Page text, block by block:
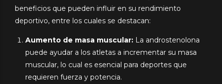
beneficios que pueden influir en su rendimiento
deportivo, entre los cuales se destacan:
Aumento de masa muscular: La androstenolona
puede ayudar a los atletas a incrementar su masa
muscular, lo cual es esencial para deportes que
requieren fuerza y potencia.